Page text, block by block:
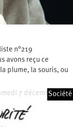
n°219
avons reçu ce
plume, la souris, ou
7 décembre 2013
Société